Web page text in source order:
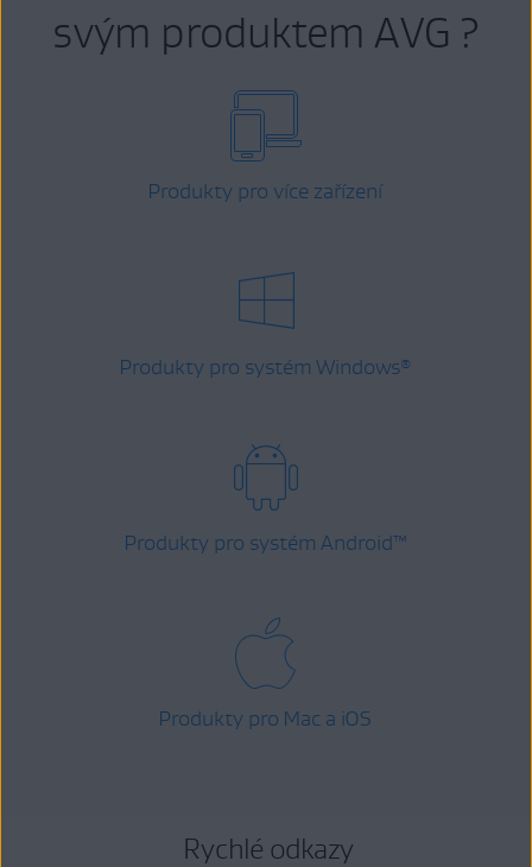
svým produktem AVG ?
Produkty pro více zařízení
Produkty pro systém Windows®
Produkty pro systém Android™
Produkty pro Mac a iOS
Rychlé odkazy